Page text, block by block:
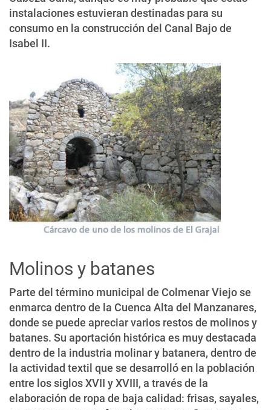
instalaciones estuvieran destinadas para su
consumo en la construcción del Canal Bajo de
Isabel II.
Molinos y batanes
Parte del término municipal de Colmenar Viejo se
enmarca dentro de la Cuenca Alta del Manzanares,
donde se puede apreciar varios restos de molinos y
batanes. Su aportación histórica es muy destacada
dentro de la industria molinar y batanera, dentro de
la actividad textil que se desarrolló en la población
entre los siglos XVII y XVIII, a través de la
elaboración de ropa de baja calidad: frisas, sayales,